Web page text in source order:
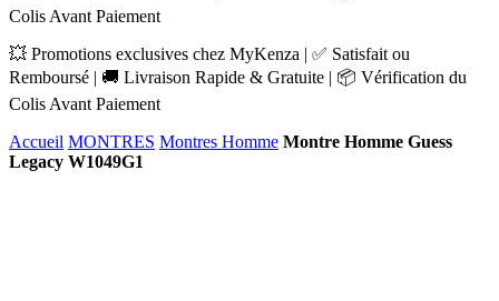
Colis Avant Paiement
💥 Promotions exclusives chez MyKenza | ✅ Satisfait ou
Remboursé | 🚚 Livraison Rapide & Gratuite | 📦 Vérification du
Colis Avant Paiement
Accueil MONTRES Montres Homme Montre Homme Guess
Legacy W1049G1